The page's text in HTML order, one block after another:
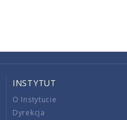
INSTYTUT
O Instytucie
Dyrekcja